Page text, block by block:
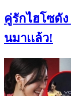
คู่รักไฮโซดั
นมาเเล้ว!